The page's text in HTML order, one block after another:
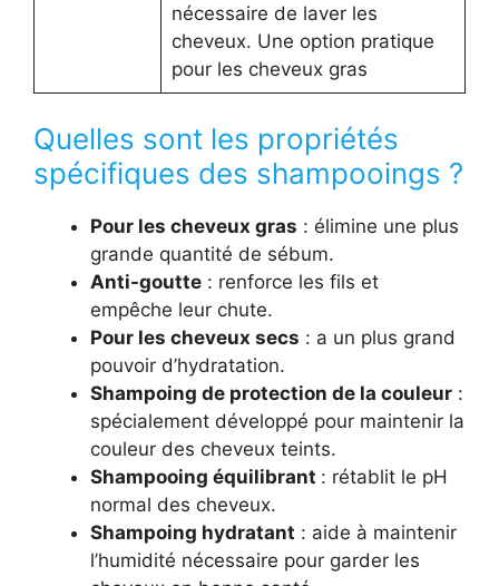
nécessaire de laver les
cheveux. Une option pratique
pour les cheveux gras
Quelles sont les propriétés
spécifiques des shampooings ?
Pour les cheveux gras : élimine une plus
grande quantité de sébum.
Anti-goutte : renforce les fils et
empêche leur chute.
Pour les cheveux secs : a un plus grand
pouvoir d’hydratation.
Shampoing de protection de la couleur :
spécialement développé pour maintenir la
couleur des cheveux teints.
Shampooing équilibrant : rétablit le pH
normal des cheveux.
Shampoing hydratant : aide à maintenir
l’humidité nécessaire pour garder les